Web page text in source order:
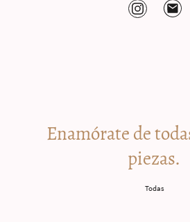
Enamórate de
piezas.
Todas